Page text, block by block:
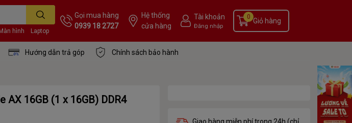
Màn hình Laptop
Gọi mua hàng
0939 18 2727
Hệ thống
cửa hàng
Tài khoản
Đăng nhập
Giỏ hàng
0
Hướng dẫn trả góp Chính sách bảo hành
AX 16GB (1 x 16GB) DDR4